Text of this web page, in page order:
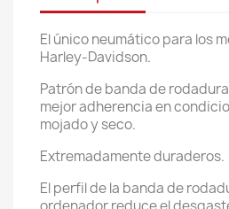
El único neumático para los
Harley-Davidson.
Patrón de banda de
mejor adherencia en
mojado y seco.
Extremadamente duraderos.
El perfil de la banda de